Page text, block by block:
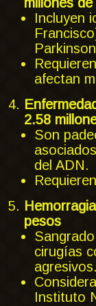
millones
Incluyen
afectan
2.58
Son
del ADN.
pesos
cirugías
agresivos.
Instituto